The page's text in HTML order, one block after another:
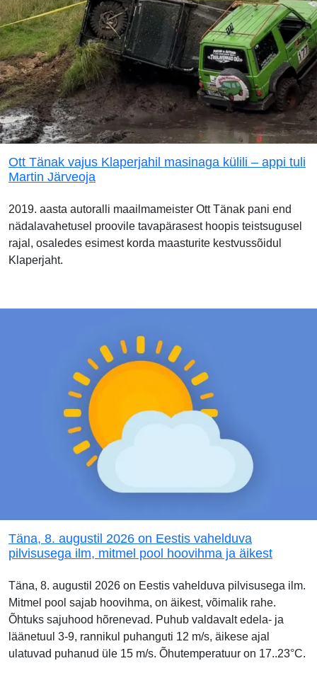
Ott Tänak vajus Klaperjahil masinaga külili – appi tuli
Martin Järveoja
2019. aasta autoralli maailmameister Ott Tänak pani end
nädalavahetusel proovile tavapärasest hoopis teistsugusel
rajal, osaledes esimest korda maasturite kestvussõidul
Klaperjaht.
Täna, 8. augustil 2026 on Eestis vahelduva
pilvisusega ilm, mitmel pool hoovihma ja äikest
Täna, 8. augustil 2026 on Eestis vahelduva pilvisusega ilm.
Mitmel pool sajab hoovihma, on äikest, võimalik rahe.
Õhtuks sajuhood hõrenevad. Puhub valdavalt edela- ja
läänetuul 3-9, rannikul puhanguti 12 m/s, äikese ajal
ulatuvad puhanud üle 15 m/s. Õhutemperatuur on 17..23°C.